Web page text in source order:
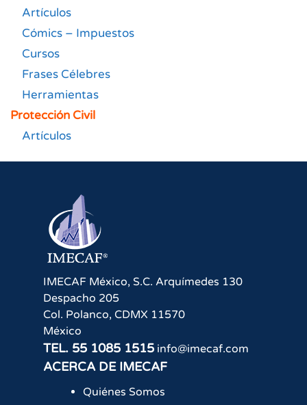
Artículos
Cómics – Impuestos
Cursos
Frases Célebres
Herramientas
Protección Civil
Artículos
IMECAF México, S.C. Arquímedes 130
Despacho 205
Col. Polanco, CDMX 11570
México
TEL. 55 1085 1515 info@imecaf.com
ACERCA DE IMECAF
Quiénes Somos